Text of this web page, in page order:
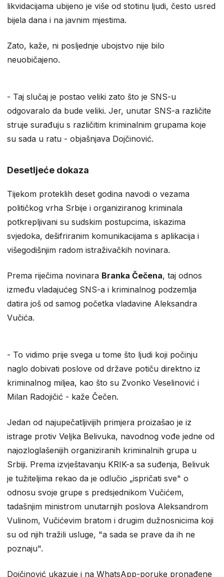
likvidacijama ubijeno je više od stotinu ljudi, često usred
bijela dana i na javnim mjestima.
Zato, kaže, ni posljednje ubojstvo nije bilo
neuobičajeno.
- Taj slučaj je postao veliki zato što je SNS-u
odgovaralo da bude veliki. Jer, unutar SNS-a različite
struje surađuju s različitim kriminalnim grupama koje
su sada u ratu - objašnjava Dojčinović.
Desetljeće dokaza
Tijekom proteklih deset godina navodi o vezama
političkog vrha Srbije i organiziranog kriminala
potkrepljivani su sudskim postupcima, iskazima
svjedoka, dešifriranim komunikacijama s aplikacija i
višegodišnjim radom istraživačkih novinara.
Prema riječima novinara Branka Čečena, taj odnos
između vladajućeg SNS-a i kriminalnog podzemlja
datira još od samog početka vladavine Aleksandra
Vučića.
- To vidimo prije svega u tome što ljudi koji počinju
naglo dobivati poslove od države potiču direktno iz
kriminalnog miljea, kao što su Zvonko Veselinović i
Milan Radojičić - kaže Čečen.
Jedan od najupečatljivijih primjera proizašao je iz
istrage protiv Veljka Belivuka, navodnog vođe jedne od
najozloglašenijih organiziranih kriminalnih grupa u
Srbiji. Prema izvještavanju KRIK-a sa suđenja, Belivuk
je tužiteljima rekao da je odlučio „ispričati sve" o
odnosu svoje grupe s predsjednikom Vučićem,
tadašnjim ministrom unutarnjih poslova Aleksandrom
Vulinom, Vučićevim bratom i drugim dužnosnicima koji
su od njih tražili usluge, "a sada se prave da ih ne
poznaju".
Dojčinović ukazuje i na WhatsApp-poruke pronađene